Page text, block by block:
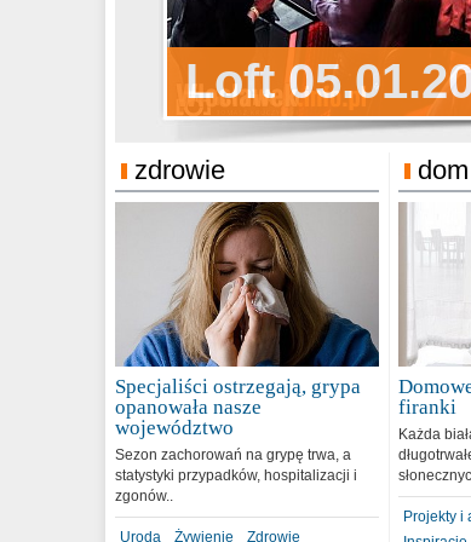
Loft
Sylwester
Sylwester
31.12.2018
zdrowie
Specjaliści ostrzegają, grypa
opanowała nasze
województwo
Sezon zachorowań na grypę trwa, a
statystyki przypadków, hospitalizacji i
zgonów..
Uroda Żywienie Zdrowie
firanki
Każda
Projekty i